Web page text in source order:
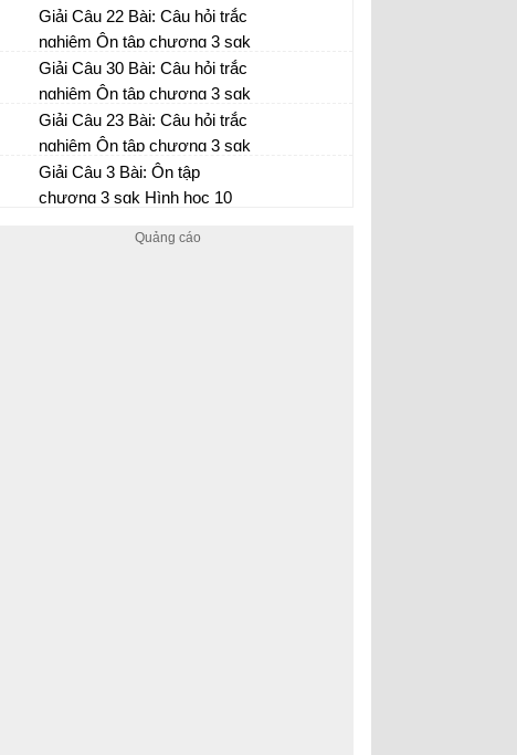
Trang 93
Giải Câu 22 Bài: Câu hỏi trắc
nghiệm Ôn tập chương 3 sgk
Hình học 10 Trang 97
Giải Câu 30 Bài: Câu hỏi trắc
nghiệm Ôn tập chương 3 sgk
Hình học 10 Trang 98
Giải Câu 23 Bài: Câu hỏi trắc
nghiệm Ôn tập chương 3 sgk
Hình học 10 Trang 97
Giải Câu 3 Bài: Ôn tập
chương 3 sgk Hình học 10